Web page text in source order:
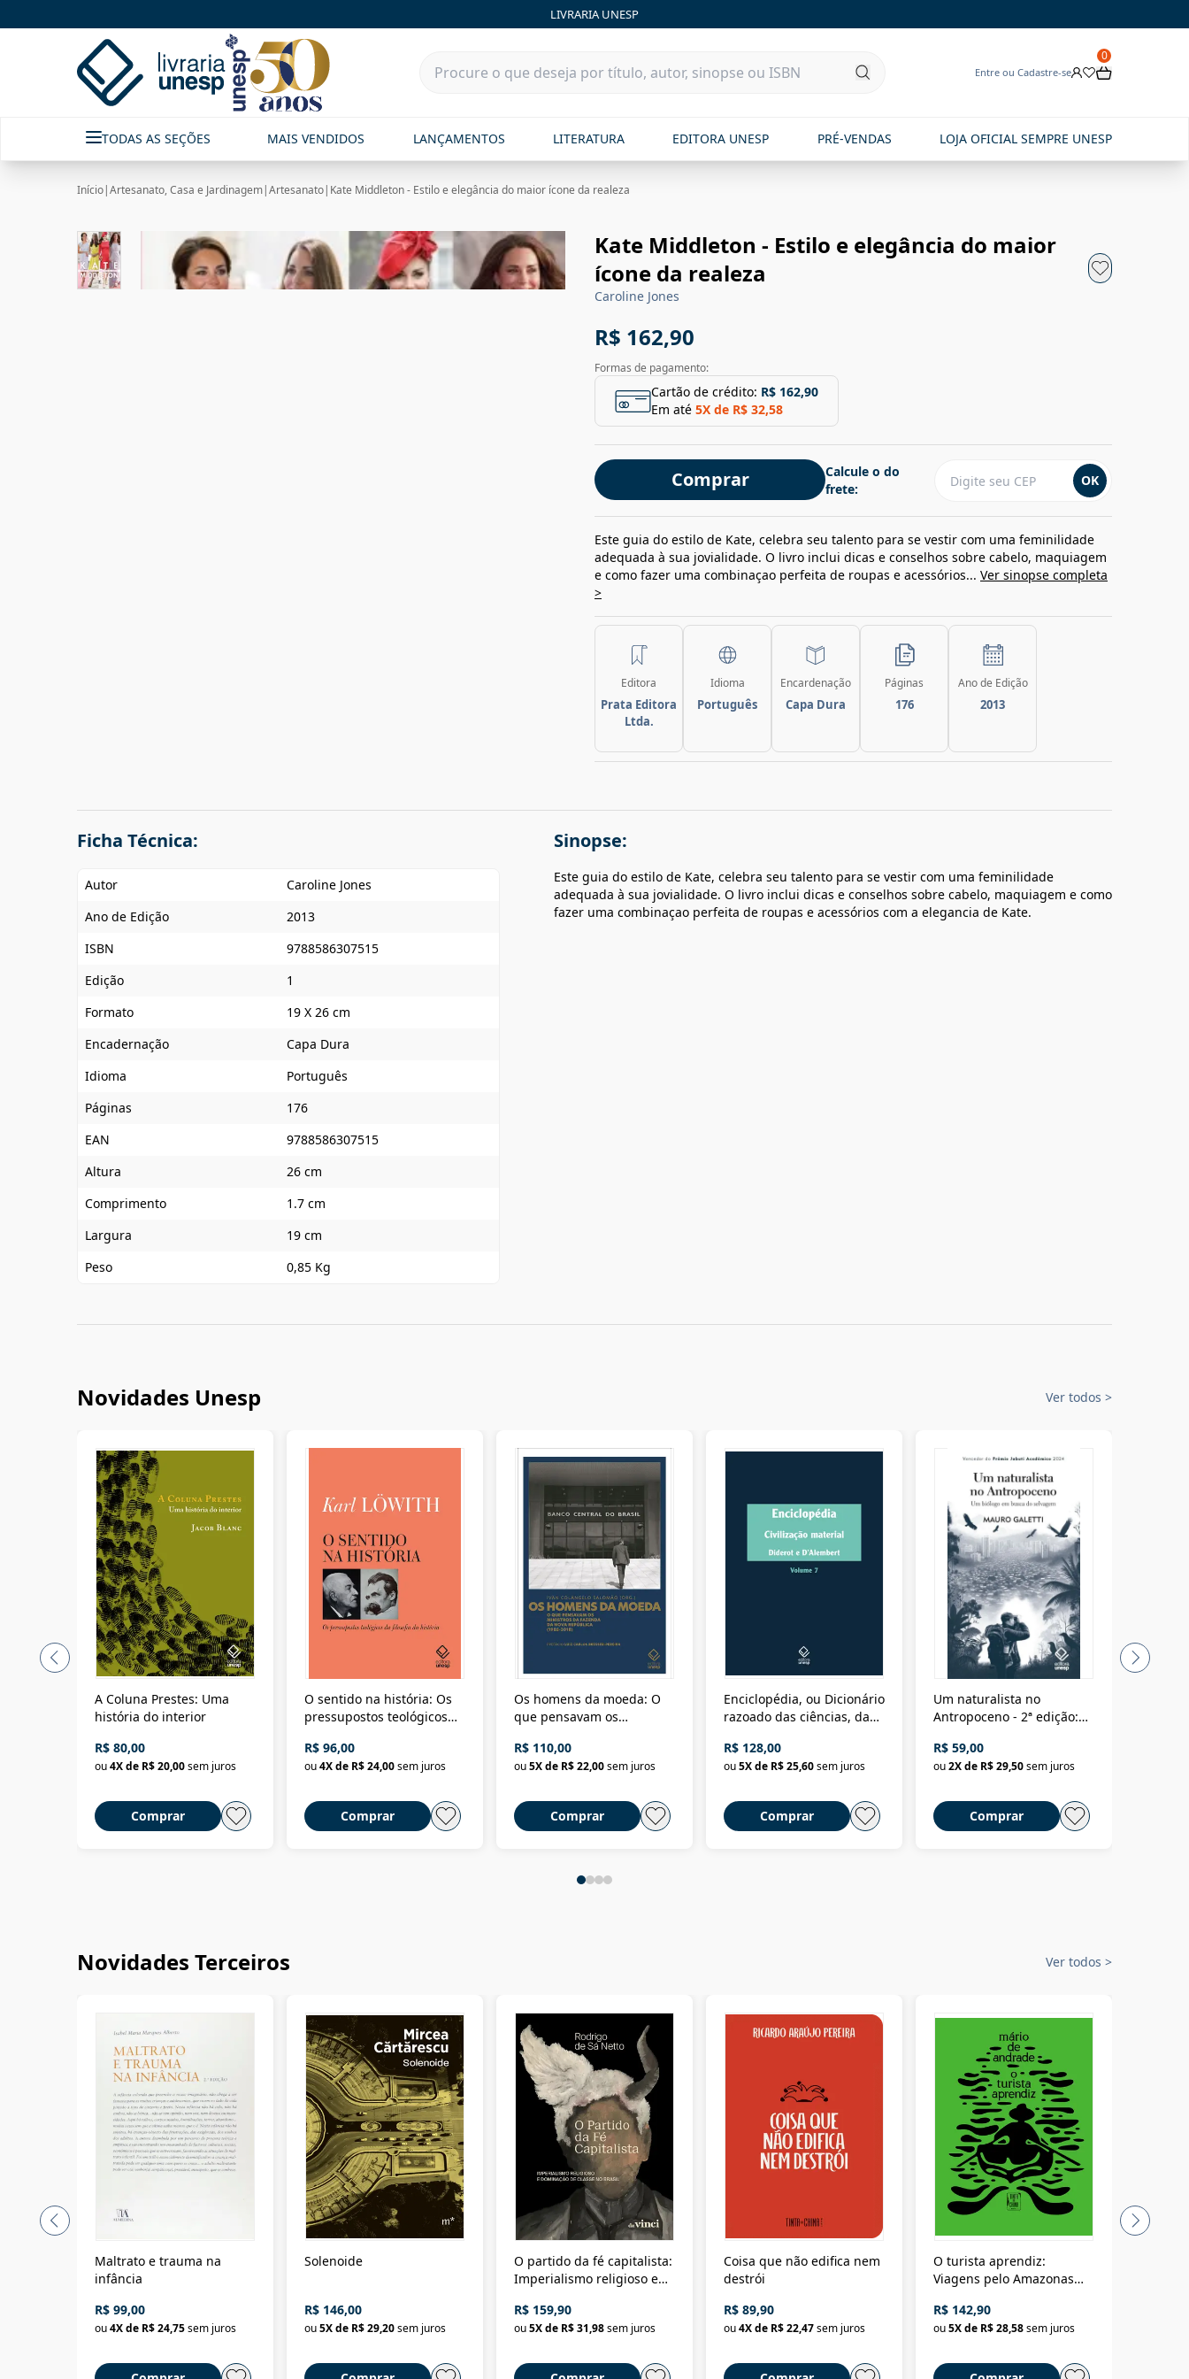
LIVRARIA UNESP
Entre ou Cadastre-se
0
TODAS AS SEÇÕES MAIS VENDIDOS LANÇAMENTOS LITERATURA EDITORA UNESP PRÉ-VENDAS LOJA OFICIAL SEMPRE UNESP
Início|Artesanato, Casa e Jardinagem|Artesanato| Kate Middleton - Estilo e elegância do maior ícone da realeza
Kate Middleton - Estilo e elegância do maior
ícone da realeza
Caroline Jones
R$ 162,90
Formas de pagamento:
Cartão de crédito: R$ 162,90
Em até 5X de R$ 32,58
Comprar
Calcule o do
frete:
OK
Este guia do estilo de Kate, celebra seu talento para se vestir com uma feminilidade
adequada à sua jovialidade. O livro inclui dicas e conselhos sobre cabelo, maquiagem
e como fazer uma combinaçao perfeita de roupas e acessórios... Ver sinopse completa
>
Editora
Prata Editora
Ltda.
Idioma
Português
Encardenação
Capa Dura
Páginas
176
Ano de Edição
2013
Ficha Técnica:
Autor
Caroline Jones
Ano de Edição
2013
ISBN
9788586307515
Edição
1
Formato
19 X 26 cm
Encadernação
Capa Dura
Idioma
Português
Páginas
176
EAN
9788586307515
Altura
26 cm
Comprimento
1.7 cm
Largura
19 cm
Peso
0,85 Kg
Sinopse:
Este guia do estilo de Kate, celebra seu talento para se vestir com uma feminilidade
adequada à sua jovialidade. O livro inclui dicas e conselhos sobre cabelo, maquiagem e como
fazer uma combinaçao perfeita de roupas e acessórios com a elegancia de Kate.
Novidades Unesp Ver todos >
A Coluna Prestes: Uma
história do interior
R$ 80,00
ou4X de R$ 20,00sem juros
Comprar
O sentido na história: Os
pressupostos teológicos
R$ 96,00
ou4X de R$ 24,00sem juros
Comprar
Os homens da moeda: O
que pensavam os
Nova República (1985-
2018)
R$ 110,00
ou5X de R$ 22,00sem juros
Comprar
Enciclopédia, ou Dicionário
razoado das ciências, das
Civilização material
R$ 128,00
ou5X de R$ 25,60sem juros
Comprar
Um naturalista no
Antropoceno - 2ª edição:
selvagem
R$ 59,00
ou2X de R$ 29,50sem juros
Comprar
Novidades Terceiros Ver todos >
Maltrato e trauma na
infância
R$ 99,00
ou4X de R$ 24,75sem juros
Solenoide
R$ 146,00
ou5X de R$ 29,20sem juros
O partido da fé capitalista:
Imperialismo religioso e
Brasil
R$ 159,90
ou5X de R$ 31,98sem juros
Coisa que não edifica nem
destrói
R$ 89,90
ou4X de R$ 22,47sem juros
O turista aprendiz:
Viagens pelo Amazonas
até a Bolívia e por Marajó
até dizer chega
R$ 142,90
ou5X de R$ 28,58sem juros